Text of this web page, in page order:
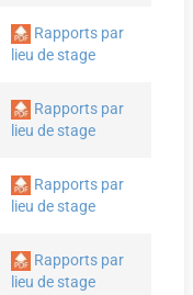
Rapports par
lieu de stage
Rapports par
lieu de stage
Rapports par
lieu de stage
Rapports par
lieu de stage